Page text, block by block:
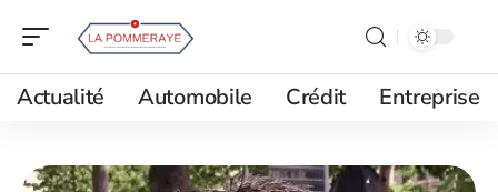
Actualité Automobile Crédit Entreprise